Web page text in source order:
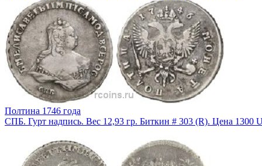
Полтина 1746 года
СПБ. Гурт надпись. Вес 12,93 гр. Биткин # 303 (R). Цена 1300